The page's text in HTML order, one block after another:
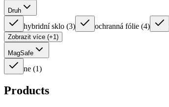
Druh
hybridní sklo (3) ochranná fólie (4)
Zobrazit více (+1)
MagSafe
ne (1)
Products